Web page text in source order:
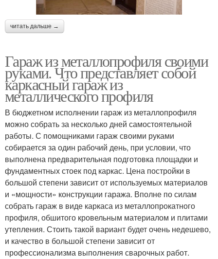
читать дальше →
Гараж из металлопрофиля своими
руками. Что представляет собой
каркасный гараж из
металлического профиля
В бюджетном исполнении гараж из металлопрофиля
можно собрать за несколько дней самостоятельной
работы. С помощниками гараж своими руками
собирается за один рабочий день, при условии, что
выполнена предварительная подготовка площадки и
фундаментных стоек под каркас. Цена постройки в
большой степени зависит от используемых материалов
и «мощности» конструкции гаража. Вполне по силам
собрать гараж в виде каркаса из металлопрокатного
профиля, обшитого кровельным материалом и плитами
утепления. Стоить такой вариант будет очень недешево,
и качество в большой степени зависит от
профессионализма выполнения сварочных работ.